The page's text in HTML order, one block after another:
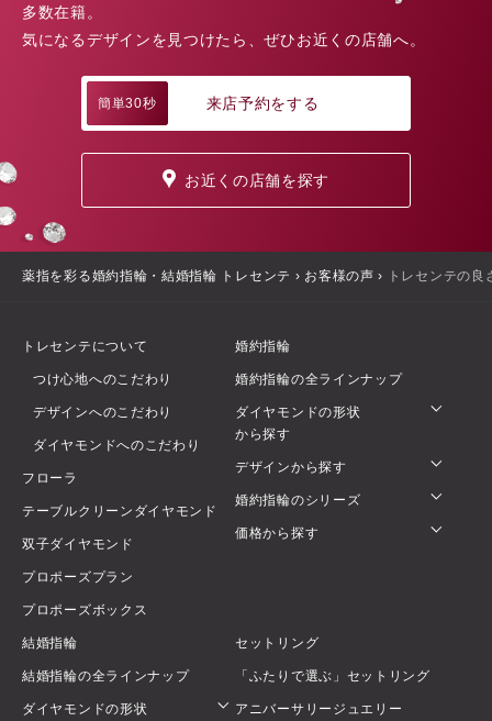
多数在籍。
気になるデザインを見つけたら、ぜひお近くの店舗へ。
簡単30秒 来店予約をする
お近くの店舗を探す
薬指を彩る婚約指輪・結婚指輪 トレセンテ › お客様の声 › トレセンテの良
トレセンテについて
つけ心地へのこだわり
デザインへのこだわり
ダイヤモンドへのこだわり
フローラ
テーブルクリーンダイヤモンド
双子ダイヤモンド
プロポーズプラン
プロポーズボックス
婚約指輪
婚約指輪の全ラインナップ
ダイヤモンドの形状
から探す
デザインから探す
婚約指輪のシリーズ
価格から探す
結婚指輪
結婚指輪の全ラインナップ
ダイヤモンドの形状
セットリング
「ふたりで選ぶ」セットリング
アニバーサリージュエリー